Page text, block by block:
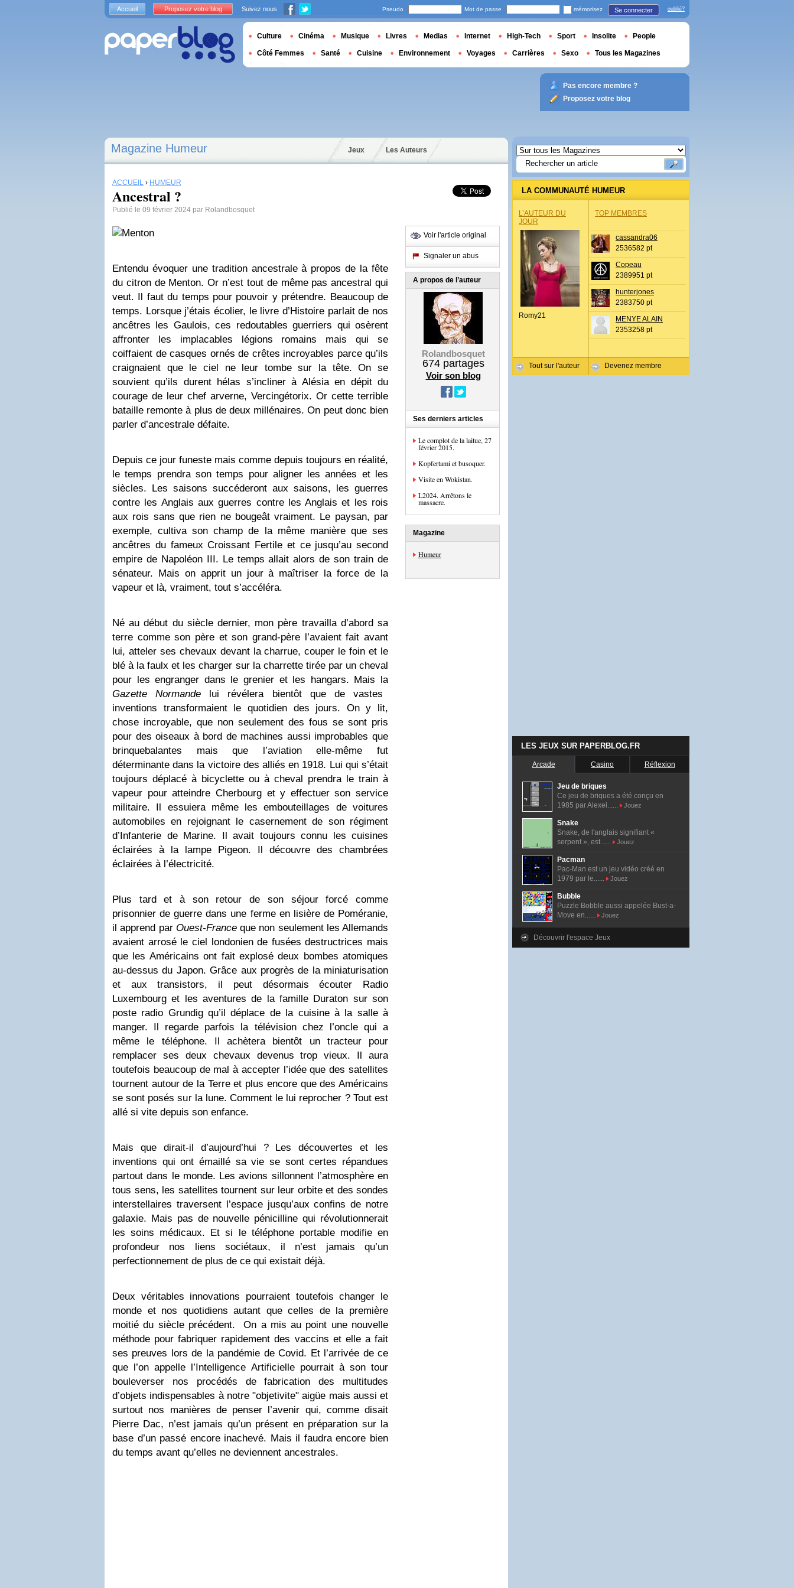
Magazine Humeur Jeux Les Auteurs
ACCUEIL › HUMEUR
Ancestral ?
Publié le 09 février 2024 par Rolandbosquet
Entendu évoquer une tradition ancestrale à propos de la fête
du citron de Menton. Or n’est tout de même pas ancestral qui
veut. Il faut du temps pour pouvoir y prétendre. Beaucoup de
temps. Lorsque j’étais écolier, le livre d’Histoire parlait de nos
ancêtres les Gaulois, ces redoutables guerriers qui osèrent
affronter les implacables légions romains mais qui se
coiffaient de casques ornés de crêtes incroyables parce qu’ils
craignaient que le ciel ne leur tombe sur la tête. On se
souvient qu’ils durent hélas s’incliner à Alésia en dépit du
courage de leur chef arverne, Vercingétorix. Or cette terrible
bataille remonte à plus de deux millénaires. On peut donc bien
parler d’ancestrale défaite.
Depuis ce jour funeste mais comme depuis toujours en réalité,
le temps prendra son temps pour aligner les années et les
siècles. Les saisons succéderont aux saisons, les guerres
contre les Anglais aux guerres contre les Anglais et les rois
aux rois sans que rien ne bougeât vraiment. Le paysan, par
exemple, cultiva son champ de la même manière que ses
ancêtres du fameux Croissant Fertile et ce jusqu’au second
empire de Napoléon III. Le temps allait alors de son train de
sénateur. Mais on apprit un jour à maîtriser la force de la
vapeur et là, vraiment, tout s’accéléra.
Né au début du siècle dernier, mon père travailla d’abord sa
terre comme son père et son grand-père l’avaient fait avant
lui, atteler ses chevaux devant la charrue, couper le foin et le
blé à la faulx et les charger sur la charrette tirée par un cheval
pour les engranger dans le grenier et les hangars. Mais la
Gazette Normande lui révélera bientôt que de vastes
inventions transformaient le quotidien des jours. On y lit,
chose incroyable, que non seulement des fous se sont pris
pour des oiseaux à bord de machines aussi improbables que
brinquebalantes mais que l’aviation elle-même fut
déterminante dans la victoire des alliés en 1918. Lui qui s’était
toujours déplacé à bicyclette ou à cheval prendra le train à
vapeur pour atteindre Cherbourg et y effectuer son service
militaire. Il essuiera même les embouteillages de voitures
automobiles en rejoignant le casernement de son régiment
d’Infanterie de Marine. Il avait toujours connu les cuisines
éclairées à la lampe Pigeon. Il découvre des chambrées
éclairées à l’électricité.
Plus tard et à son retour de son séjour forcé comme
prisonnier de guerre dans une ferme en lisière de Poméranie,
il apprend par Ouest-Franceque non seulement les Allemands
avaient arrosé le ciel londonien de fusées destructrices mais
que les Américains ont fait explosé deux bombes atomiques
au-dessus du Japon. Grâce aux progrès de la miniaturisation
et aux transistors, il peut désormais écouter Radio
Luxembourg et les aventures de la famille Duraton sur son
poste radio Grundig qu’il déplace de la cuisine à la salle à
manger. Il regarde parfois la télévision chez l’oncle qui a
même le téléphone. Il achètera bientôt un tracteur pour
remplacer ses deux chevaux devenus trop vieux. Il aura
toutefois beaucoup de mal à accepter l’idée que des satellites
tournent autour de la Terre et plus encore que des Américains
se sont posés sur la lune. Comment le lui reprocher ? Tout est
allé si vite depuis son enfance.
Mais que dirait-il d’aujourd’hui ? Les découvertes et les
inventions qui ont émaillé sa vie se sont certes répandues
partout dans le monde. Les avions sillonnent l’atmosphère en
tous sens, les satellites tournent sur leur orbite et des sondes
interstellaires traversent l’espace jusqu’aux confins de notre
galaxie. Mais pas de nouvelle pénicilline qui révolutionnerait
les soins médicaux. Et si le téléphone portable modifie en
profondeur nos liens sociétaux, il n’est jamais qu’un
perfectionnement de plus de ce qui existait déjà.
Deux véritables innovations pourraient toutefois changer le
monde et nos quotidiens autant que celles de la première
moitié du siècle précédent. On a mis au point une nouvelle
méthode pour fabriquer rapidement des vaccins et elle a fait
ses preuves lors de la pandémie de Covid. Et l’arrivée de ce
que l’on appelle l’Intelligence Artificielle pourrait à son tour
bouleverser nos procédés de fabrication des multitudes
d’objets indispensables à notre "objetivite" aigüe mais aussi et
surtout nos manières de penser l’avenir qui, comme disait
Pierre Dac, n’est jamais qu’un présent en préparation sur la
base d’un passé encore inachevé. Mais il faudra encore bien
du temps avant qu’elles ne deviennent ancestrales.
Voir l'article original
Signaler un abus
A propos de l’auteur
Rolandbosquet
674partages
Voir son blog
Ses derniers articles
Le complot de la laitue, 27
février 2015.
Kopfertami et busoquer.
Visite en Wokistan.
L2024. Arrêtons le
massacre.
Magazine
Humeur
LA COMMUNAUTÉ HUMEUR
L’AUTEUR DU
JOUR
Romy21
Tout sur l'auteur
TOP MEMBRES
cassandra06
2536582 pt
Copeau
2389951 pt
hunterjones
2383750 pt
MENYE ALAIN
2353258 pt
Devenez membre
LES JEUX SUR PAPERBLOG.FR
Arcade Casino Réflexion
Jeu de briques
Ce jeu de briques a été conçu en
1985 par Alexei......
Jouez
Snake
Snake, de l'anglais signifiant «
serpent », est......
Jouez
Pacman
Pac-Man est un jeu vidéo créé en
1979 par le......
Jouez
Bubble
Puzzle Bobble aussi appelée Bust-a-
Move en......
Jouez
Découvrir l'espace Jeux
Accueil Proposez votre blog Suivez nous Pseudo Mot de passe mémorisez Se connecter oublié?
Culture Cinéma Musique Livres Medias Internet High-Tech Sport Insolite People
Côté Femmes Santé Cuisine Environnement Voyages Carrières Sexo Tous les Magazines
Pas encore membre ?
Proposez votre blog